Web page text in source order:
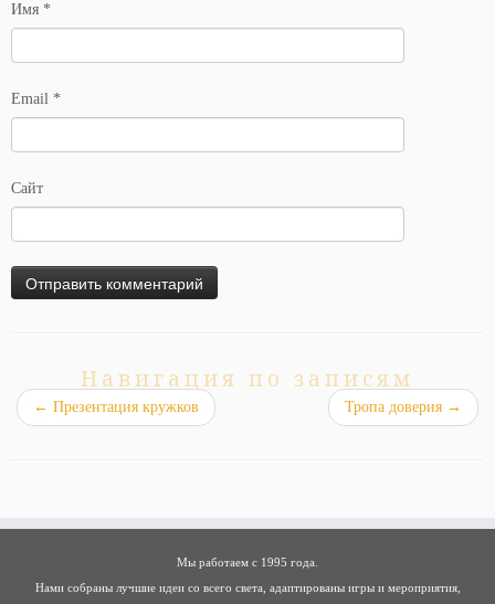
Имя *
Email *
Сайт
Навигация по записям
← Презентация кружков Тропа доверия →
Мы работаем с 1995 года.
Нами собраны лучшие идеи со всего света, адаптированы игры и мероприятия,